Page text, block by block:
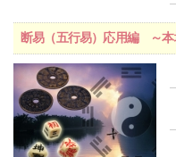
断易（五行易）応用編 ～本